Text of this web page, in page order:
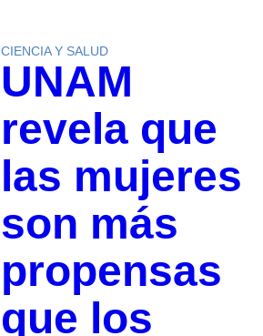
CIENCIA Y SALUD
UNAM
revela que
las mujeres
son más
propensas
que los